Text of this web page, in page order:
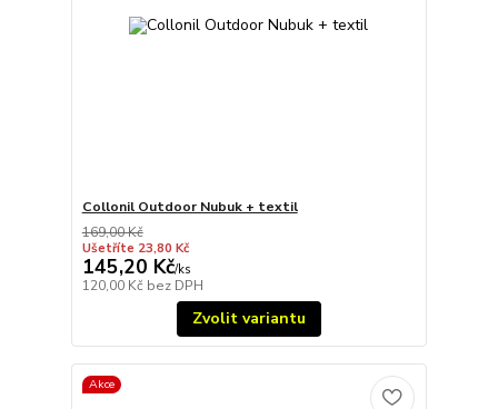
Collonil Outdoor Nubuk + textil
169,00 Kč
Ušetříte 23,80 Kč
145,20 Kč/ks
120,00 Kč bez DPH
Zvolit variantu
Akce